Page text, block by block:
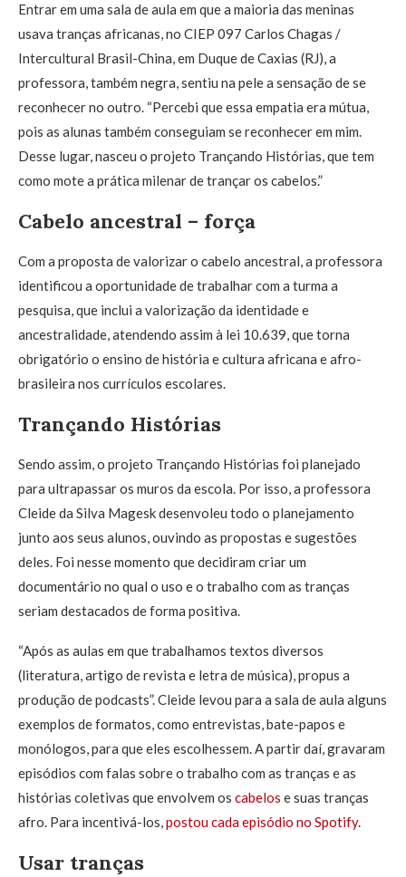
Entrar em uma sala de aula em que a maioria das meninas
usava tranças africanas, no CIEP 097 Carlos Chagas /
Intercultural Brasil-China, em Duque de Caxias (RJ), a
professora, também negra, sentiu na pele a sensação de se
reconhecer no outro. “Percebi que essa empatia era mútua,
pois as alunas também conseguiam se reconhecer em mim.
Desse lugar, nasceu o projeto Trançando Histórias, que tem
como mote a prática milenar de trançar os cabelos.”
Cabelo ancestral – força
Com a proposta de valorizar o cabelo ancestral, a professora
identificou a oportunidade de trabalhar com a turma a
pesquisa, que inclui a valorização da identidade e
ancestralidade, atendendo assim à lei 10.639, que torna
obrigatório o ensino de história e cultura africana e afro-
brasileira nos currículos escolares.
Trançando Histórias
Sendo assim, o projeto Trançando Histórias foi planejado
para ultrapassar os muros da escola. Por isso, a professora
Cleide da Silva Magesk desenvoleu todo o planejamento
junto aos seus alunos, ouvindo as propostas e sugestões
deles. Foi nesse momento que decidiram criar um
documentário no qual o uso e o trabalho com as tranças
seriam destacados de forma positiva.
“Após as aulas em que trabalhamos textos diversos
(literatura, artigo de revista e letra de música), propus a
produção de podcasts”. Cleide levou para a sala de aula alguns
exemplos de formatos, como entrevistas, bate-papos e
monólogos, para que eles escolhessem. A partir daí, gravaram
episódios com falas sobre o trabalho com as tranças e as
histórias coletivas que envolvem os cabelos e suas tranças
afro. Para incentivá-los,postou cada episódio no Spotify.
Usar tranças